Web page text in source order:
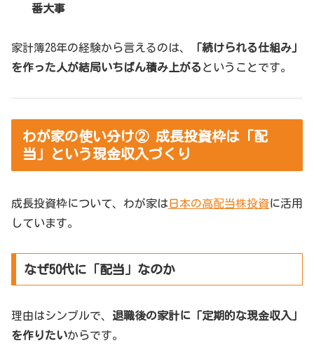
番大事
家計簿28年の経験から言えるのは、
「続けられる仕組み」
を作った人が結局いちばん積み上がる ということです。
わが家の使い分け② 成長投資枠は「配
当」という現金収入づくり
成長投資枠について、わが家は日本の高配当株投資に活用
しています。
なぜ50代に「配当」なのか
理由はシンプルで、 退職後の家計に「定期的な現金収入」
を作りたいからです。